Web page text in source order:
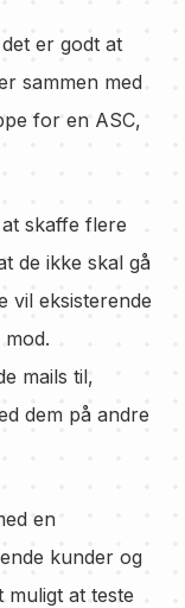
er godt at
sammen med
for en ASC,
skaffe flere
de ikke skal gå
vil eksisterende
mails til,
dem på andre
en
kunder og
at teste